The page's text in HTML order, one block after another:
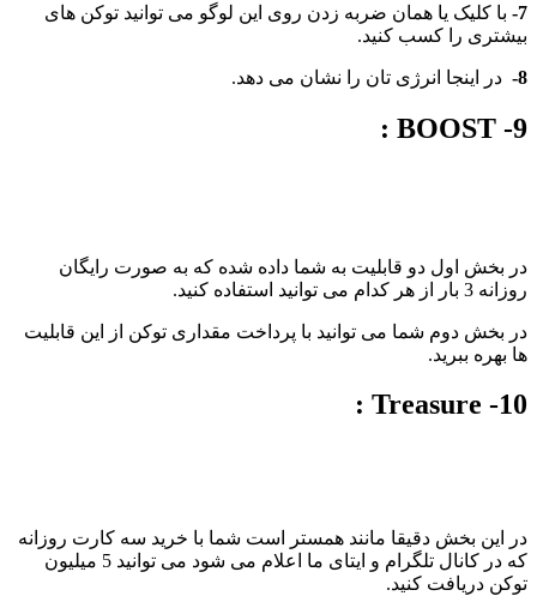
7-
با کلیک یا همان ضربه زدن روی این لوگو می توانید توکن های
بیشتری را کسب کنید.
8- در اینجا انرژی تان را نشان می دهد.
9- BOOST :
در بخش اول دو قابلیت به شما داده شده که به صورت رایگان
روزانه 3 بار از هر کدام می توانید استفاده کنید.
در بخش دوم شما می توانید با پرداخت مقداری توکن از این قابلیت
ها بهره ببرید.
10- Treasure :
در این بخش دقیقا مانند همستر است شما با خرید سه کارت روزانه
که در کانال تلگرام و ایتای ما اعلام می شود می توانید 5 میلیون
توکن دریافت کنید.